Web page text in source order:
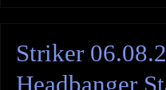
Striker